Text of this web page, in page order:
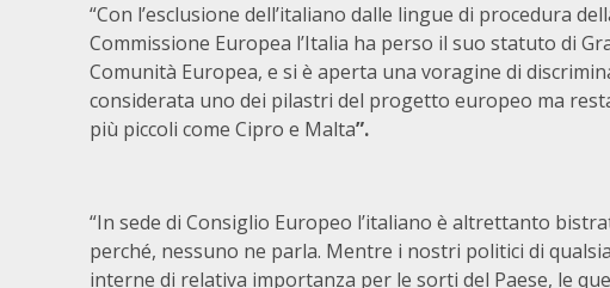
“Con l’esclusione dell’italiano dalle lingue di procedura
Commissione Europea l’Italia ha perso il suo statuto di
Comunità Europea, e si è aperta una voragine di
considerata uno dei pilastri del progetto europeo ma
più piccoli come Cipro e Malta”.
“In sede di Consiglio Europeo l’italiano è altrettanto
perché, nessuno ne parla. Mentre i nostri politici di
interne di relativa importanza per le sorti del Paese, le